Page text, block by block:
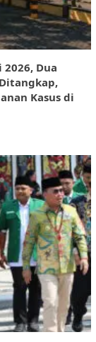
2026, Dua
Kasus di